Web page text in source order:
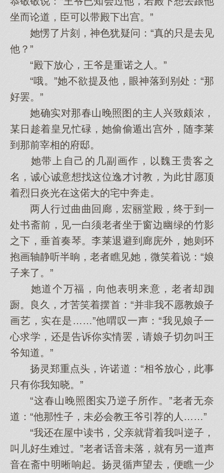
坐而论道，臣可以带殿下出宫。”
她愣了片刻，神色犹疑问：“真的只是去见
他？”
“殿下放心，王爷是重诺之人。”
“哦。”她不欲提及他，眼神落到别处：“那
好罢。”
她确实对那春山晚照图的主人兴致颇浓，
某日趁着皇兄忙碌，她偷偷遁出宫外，随李莱
到那前宰相的府邸。
她带上自己的几副画作，以魏王贵客之
名，诚心诚意想找这位逸才讨教，为此甘愿顶
着烈日炎光在这偌大的宅中奔走。
两人行过曲曲回廊，宏丽堂殿，终于到一
处书斋前，见一白须老者坐于窗边幽绿的竹影
之下，垂首奏琴。李莱退避到廊庑外，她则环
抱画轴静听半晌，老者瞧见她，微笑着说：“娘
子来了。”
她道个万福，向他表明来意，老者却踟
蹰。良久，才苦笑着摆首：“并非我不愿教娘子
画艺，实在是……”他喟叹一声：“我见娘子一
心求学，还是告诉你实情罢，请娘子切勿叫王
爷知道。”
扬灵郑重点头，许诺道：“相爷放心，此事
只有你我知晓。”
“这春山晚照图实乃逆子所作。”老者无奈
道：“他那性子，未必会教王爷引荐的人……”
“我还在屋中读书，父亲就背着我叫逆子，
叫儿好生难过。”老者话音未落，就有另一道声
音在斋中明晰响起。扬灵循声望去，便瞧一少